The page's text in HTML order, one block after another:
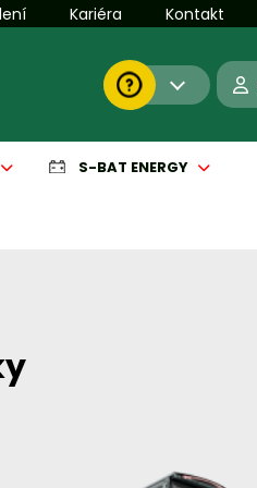
Kariéra Kontakt
S-BAT ENERGY